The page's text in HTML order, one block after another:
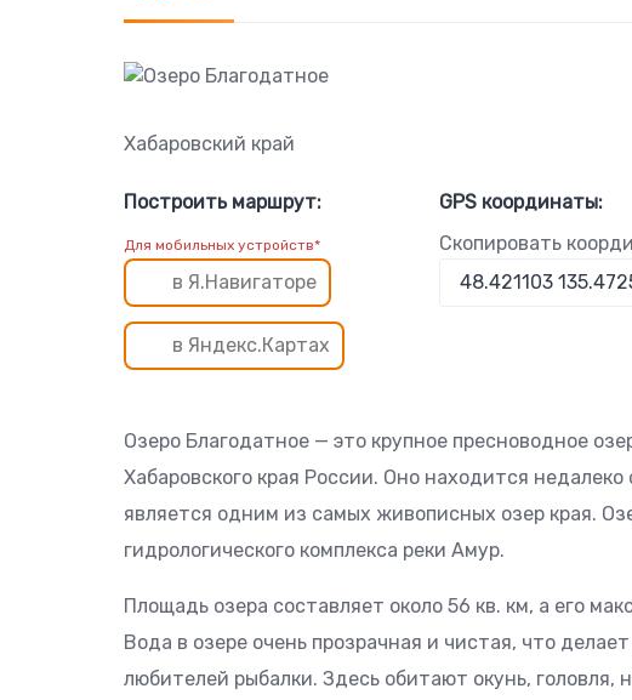
Хабаровский край
Построить маршрут:
Для мобильных устройств*
в Я.Навигаторе
в Яндекс.Картах
GPS координаты:
Скопировать
Озеро Благодатное — это крупное пресноводное
Хабаровского края России. Оно находится
является одним из самых живописных озер края.
гидрологического комплекса реки Амур.
Площадь озера составляет около 56 кв. км, а его
Вода в озере очень прозрачная и чистая, что
любителей рыбалки. Здесь обитают окунь, головля,